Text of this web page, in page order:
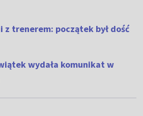
z trenerem: początek był dość
wydała komunikat w